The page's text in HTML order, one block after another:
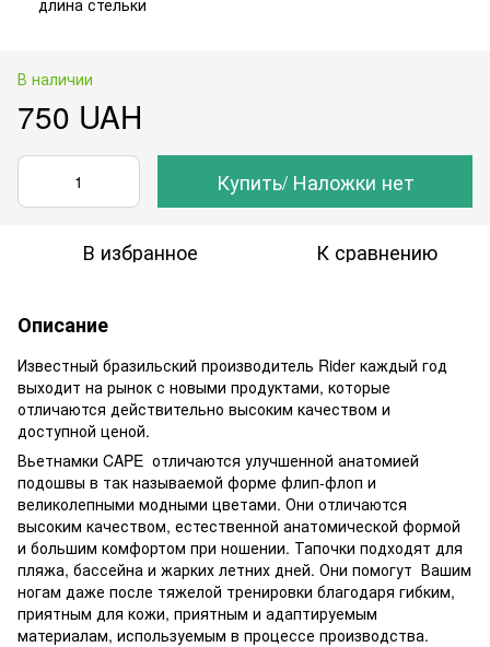
В наличии
750 UAH
Купить/ Наложки нет
В избранное К сравнению
Описание
Известный бразильский производитель Rider каждый год
выходит на рынок с новыми продуктами, которые
отличаются действительно высоким качеством и
доступной ценой.
Вьетнамки CAPE отличаются улучшенной анатомией
подошвы в так называемой форме флип-флоп и
великолепными модными цветами. Они отличаются
высоким качеством, естественной анатомической формой
и большим комфортом при ношении. Тапочки подходят для
пляжа, бассейна и жарких летних дней. Они помогут Вашим
ногам даже после тяжелой тренировки благодаря гибким,
приятным для кожи, приятным и адаптируемым
материалам, используемым в процессе производства.